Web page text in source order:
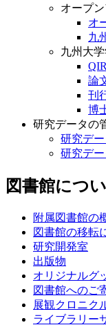
オープ
オ
九
九州大
論
刊
博
研究データの
研究デ
研究デ
図書館につ
附属図書館の
図書館の移転
研究開発室
出版物
オリジナルグ
図書館へのご
展観クロニク
ライブラリー